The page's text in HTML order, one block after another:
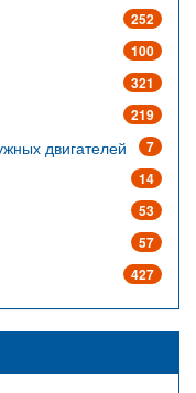
252
100
321
219
7
двигателей
14
53
57
427